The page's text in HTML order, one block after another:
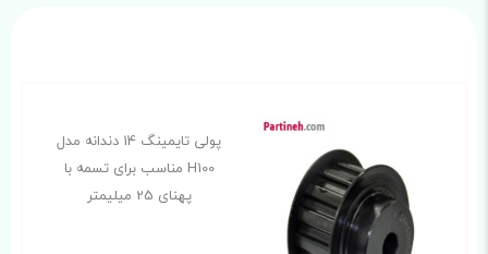
پولی تایمینگ 14 دندانه مدل
H100 مناسب برای تسمه با
پهنای 25 میلیمتر